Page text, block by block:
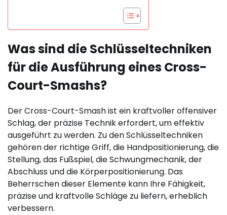
Was sind die Schlüsseltechniken
für die Ausführung eines Cross-
Court-Smashs?
Der Cross-Court-Smash ist ein kraftvoller offensiver
Schlag, der präzise Technik erfordert, um effektiv
ausgeführt zu werden. Zu den Schlüsseltechniken
gehören der richtige Griff, die Handpositionierung, die
Stellung, das Fußspiel, die Schwungmechanik, der
Abschluss und die Körperpositionierung. Das
Beherrschen dieser Elemente kann Ihre Fähigkeit,
präzise und kraftvolle Schläge zu liefern, erheblich
verbessern.